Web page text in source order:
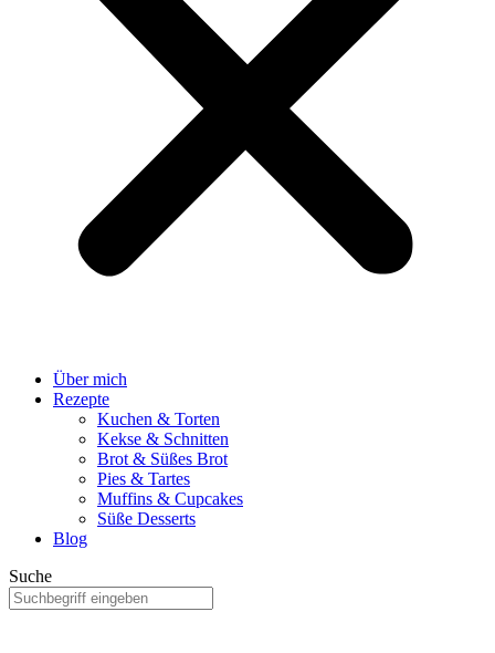
Über mich
Rezepte
Kuchen & Torten
Kekse & Schnitten
Brot & Süßes Brot
Pies & Tartes
Muffins & Cupcakes
Süße Desserts
Blog
Suche